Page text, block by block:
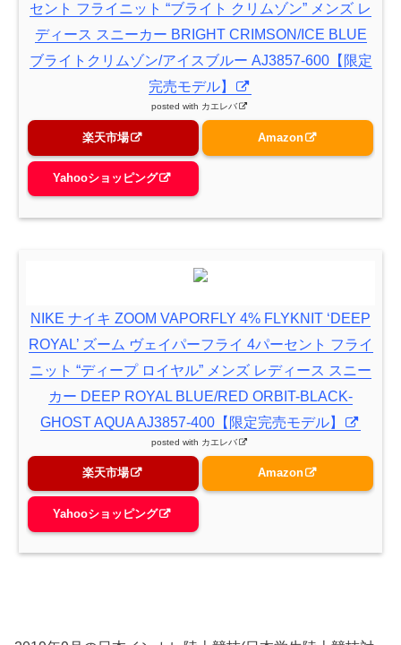
セント フライニット “ブライト クリムゾン” メンズ レ
ディース スニーカー BRIGHT CRIMSON/ICE BLUE
ブライトクリムゾン/アイスブルー AJ3857-600【限定
完売モデル】
posted with カエレバ
楽天市場 Amazon
Yahooショッピング
NIKE ナイキ ZOOM VAPORFLY 4% FLYKNIT ‘DEEP
ROYAL’ ズーム ヴェイパーフライ 4パーセント フライ
ニット “ディープ ロイヤル” メンズ レディース スニー
カー DEEP ROYAL BLUE/RED ORBIT-BLACK-
GHOST AQUA AJ3857-400【限定完売モデル】
posted with カエレバ
楽天市場 Amazon
Yahooショッピング